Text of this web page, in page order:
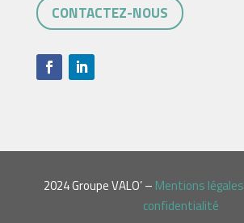
CONTACTEZ-NOUS
2024 Groupe VALO’ – Mentions légales
confidentialité